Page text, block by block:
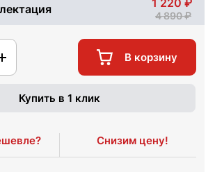
1 220
4 890
В корзину
Купить в 1 клик
Снизим цену!